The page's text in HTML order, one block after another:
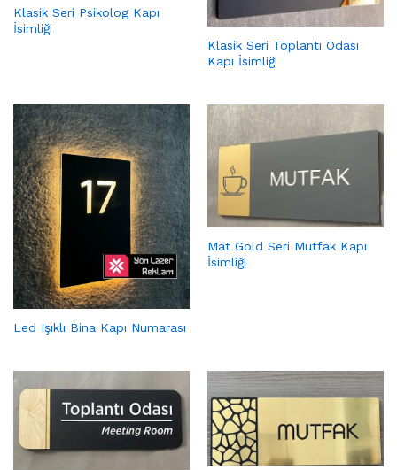
Klasik Seri Psikolog Kapı
İsimliği
Klasik Seri Toplantı Odası
Kapı İsimliği
Led Işıklı Bina Kapı Numarası
Mat Gold Seri Mutfak Kapı
İsimliği